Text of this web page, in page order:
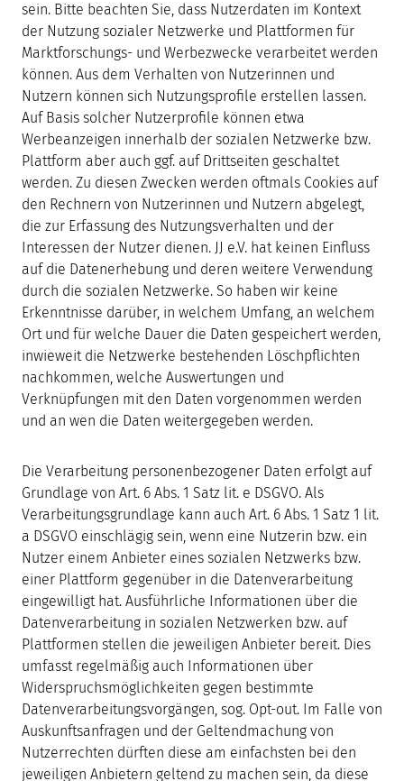
sein. Bitte beachten Sie, dass Nutzerdaten im Kontext
der Nutzung sozialer Netzwerke und Plattformen für
Marktforschungs- und Werbezwecke verarbeitet werden
können. Aus dem Verhalten von Nutzerinnen und
Nutzern können sich Nutzungsprofile erstellen lassen.
Auf Basis solcher Nutzerprofile können etwa
Werbeanzeigen innerhalb der sozialen Netzwerke bzw.
Plattform aber auch ggf. auf Drittseiten geschaltet
werden. Zu diesen Zwecken werden oftmals Cookies auf
den Rechnern von Nutzerinnen und Nutzern abgelegt,
die zur Erfassung des Nutzungsverhalten und der
Interessen der Nutzer dienen. JJ e.V. hat keinen Einfluss
auf die Datenerhebung und deren weitere Verwendung
durch die sozialen Netzwerke. So haben wir keine
Erkenntnisse darüber, in welchem Umfang, an welchem
Ort und für welche Dauer die Daten gespeichert werden,
inwieweit die Netzwerke bestehenden Löschpflichten
nachkommen, welche Auswertungen und
Verknüpfungen mit den Daten vorgenommen werden
und an wen die Daten weitergegeben werden.
Die Verarbeitung personenbezogener Daten erfolgt auf
Grundlage von Art. 6 Abs. 1 Satz lit. e DSGVO. Als
Verarbeitungsgrundlage kann auch Art. 6 Abs. 1 Satz 1 lit.
a DSGVO einschlägig sein, wenn eine Nutzerin bzw. ein
Nutzer einem Anbieter eines sozialen Netzwerks bzw.
einer Plattform gegenüber in die Datenverarbeitung
eingewilligt hat. Ausführliche Informationen über die
Datenverarbeitung in sozialen Netzwerken bzw. auf
Plattformen stellen die jeweiligen Anbieter bereit. Dies
umfasst regelmäßig auch Informationen über
Widerspruchsmöglichkeiten gegen bestimmte
Datenverarbeitungsvorgängen, sog. Opt-out. Im Falle von
Auskunftsanfragen und der Geltendmachung von
Nutzerrechten dürften diese am einfachsten bei den
jeweiligen Anbietern geltend zu machen sein, da diese